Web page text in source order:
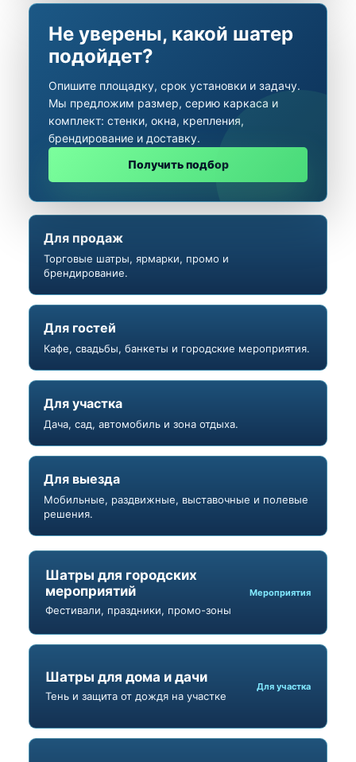
Не уверены, какой шатер
подойдет?
Опишите площадку, срок установки и задачу.
Мы предложим размер, серию каркаса и
комплект: стенки, окна, крепления,
брендирование и доставку.
Получить подбор
Для продаж
Торговые шатры, ярмарки, промо и
брендирование.
Для гостей
Кафе, свадьбы, банкеты и городские мероприятия.
Для участка
Дача, сад, автомобиль и зона отдыха.
Для выезда
Мобильные, раздвижные, выставочные и полевые
решения.
Шатры для городских
мероприятий
Фестивали, праздники, промо-зоны
Мероприятия
Шатры для дома и дачи
Тень и защита от дождя на участке
Для участка